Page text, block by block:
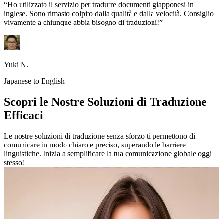
“Ho utilizzato il servizio per tradurre documenti giapponesi in
inglese. Sono rimasto colpito dalla qualità e dalla velocità. Consiglio
vivamente a chiunque abbia bisogno di traduzioni!”
Yuki N.
Japanese to English
Scopri le Nostre Soluzioni di Traduzione
Efficaci
Le nostre soluzioni di traduzione senza sforzo ti permettono di
comunicare in modo chiaro e preciso, superando le barriere
linguistiche. Inizia a semplificare la tua comunicazione globale oggi
stesso!